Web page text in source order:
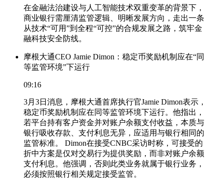
在金融法治建设与人工智能技术双重变革的背景下，
商业银行需厘清监管逻辑、明晰发展方向，走出一条
从技术“可用”到全程“可控”的合规发展之路，筑牢金
融科技安全防线。
摩根大通CEO Jamie Dimon：稳定币奖励机制应在“同
等监管环境”下运行
09:16
3月3日消息，摩根大通首席执行官Jamie Dimon表示，
稳定币奖励机制应在同等监管环境下运行。他指出，
若平台持有客户资金并对账户余额支付收益，本质与
银行吸收存款、支付利息无异，应适用与银行相同的
监管标准。 Dimon在接受CNBC采访时称，可接受的
折中方案是仅对交易行为提供奖励，而非对账户余额
支付利息。他强调，否则此类业务就属于银行业务，
必须按照银行相关规定接受监管。